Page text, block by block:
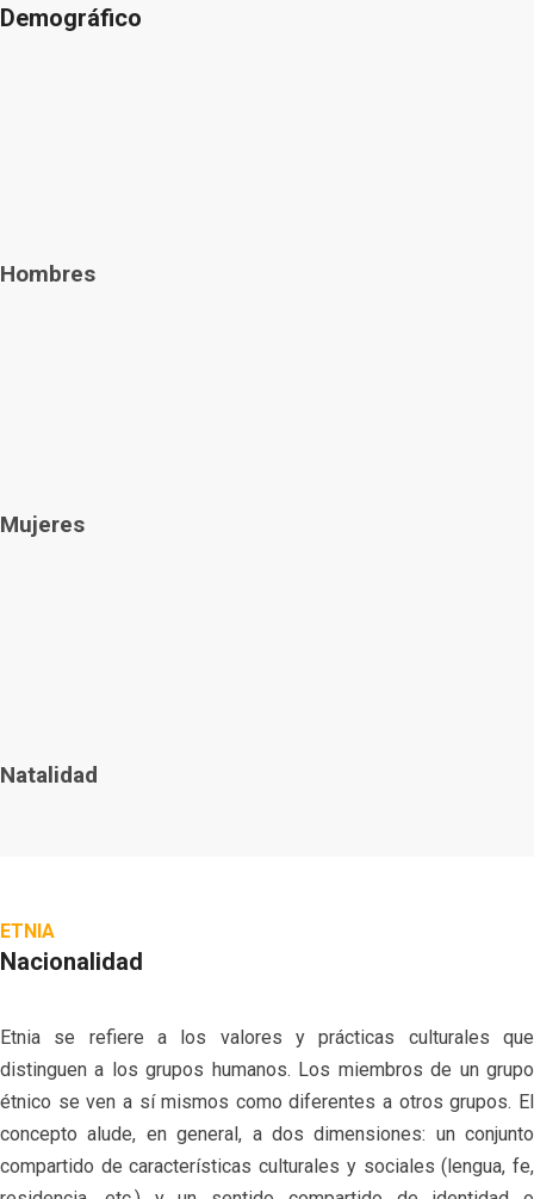
Demográfico
Hombres
Mujeres
Natalidad
ETNIA
Nacionalidad
Etnia se refiere a los valores y prácticas culturales que
distinguen a los grupos humanos. Los miembros de un grupo
étnico se ven a sí mismos como diferentes a otros grupos. El
concepto alude, en general, a dos dimensiones: un conjunto
compartido de características culturales y sociales (lengua, fe,